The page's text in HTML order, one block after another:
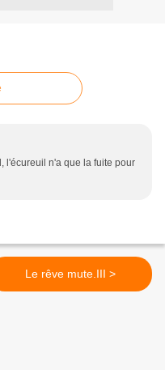
l'écureuil n'a que la fuite pour
Le rêve mute.III >